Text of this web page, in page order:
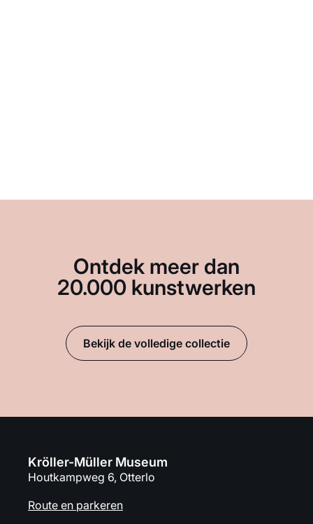
Ontdek meer dan
20.000 kunstwerken
Bekijk de volledige collectie
Kröller-Müller Museum
Houtkampweg 6, Otterlo
Route en parkeren